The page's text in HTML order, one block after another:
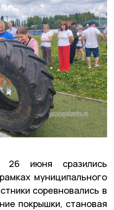
26 июня сразились
муниципального
соревновались в
покрышки, становая